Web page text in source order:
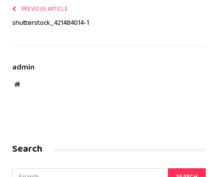
PREVIOUS ARTICLE
shutterstock_421484014-1
admin
Website
Search